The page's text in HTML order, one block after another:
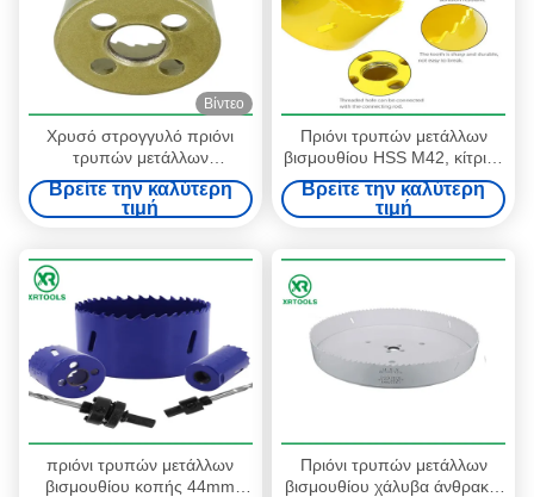
Βίντεο
Χρυσό στρογγυλό πριόνι
τρυπών μετάλλων
βισμουθίου, τοποθετημένο
αιχμή πριόνι τρυπών HSS
M42 καρβίδιο με χτισμένος
Βρείτε την καλύτερη
τιμή
Πριόνι τρυπών μετάλλων
βισμουθίου HSS M42, κίτρινο
τελειωμένο πριόνι βαθιών
τρυπών για το ξύλο/αργίλιο
Βρείτε την καλύτερη
τιμή
πριόνι τρυπών μετάλλων
βισμουθίου κοπής 44mm
Πριόνι τρυπών μετάλλων
βισμουθίου χάλυβα άνθρακα,